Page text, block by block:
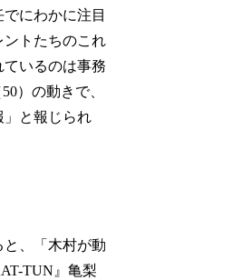
にわかに注目
ントたちのこれ
いるのは事務
）の動きで、
」と報じられ
、「木村が動
TUN』亀梨